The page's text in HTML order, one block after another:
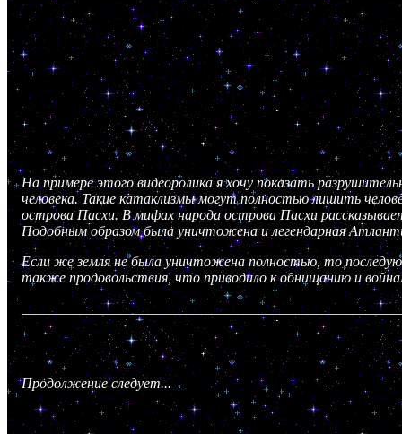
На примере этого видеоролика я хочу показать
человека. Такие катаклизмы могут полностью лишить
острова Пасхи. В мифах народа острова Пасхи
Подобным образом была уничтожена и легендарная
Если же земля не была уничтожена полностью, то
также продовольствия, что приводило к обнищанию и
Продолжение следует...